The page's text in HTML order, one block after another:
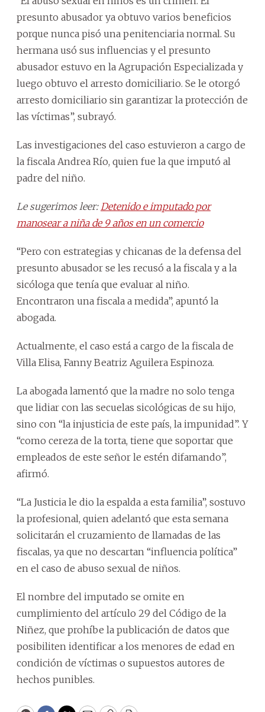
presunto abusador ya obtuvo varios beneficios
porque nunca pisó una penitenciaria normal. Su
hermana usó sus influencias y el presunto
abusador estuvo en la Agrupación Especializada y
luego obtuvo el arresto domiciliario. Se le otorgó
arresto domiciliario sin garantizar la protección de
las víctimas”, subrayó.
Las investigaciones del caso estuvieron a cargo de
la fiscala Andrea Río, quien fue la que imputó al
padre del niño.
Le sugerimos leer: Detenido e imputado por
manosear a niña de 9 años en un comercio
“Pero con estrategias y chicanas de la defensa del
presunto abusador se les recusó a la fiscala y a la
sicóloga que tenía que evaluar al niño.
Encontraron una fiscala a medida”, apuntó la
abogada.
Actualmente, el caso está a cargo de la fiscala de
Villa Elisa, Fanny Beatriz Aguilera Espinoza.
La abogada lamentó que la madre no solo tenga
que lidiar con las secuelas sicológicas de su hijo,
sino con “la injusticia de este país, la impunidad”. Y
“como cereza de la torta, tiene que soportar que
empleados de este señor le estén difamando”,
afirmó.
“La Justicia le dio la espalda a esta familia”, sostuvo
la profesional, quien adelantó que esta semana
solicitarán el cruzamiento de llamadas de las
fiscalas, ya que no descartan “influencia política”
en el caso de abuso sexual de niños.
El nombre del imputado se omite en
cumplimiento del artículo 29 del Código de la
Niñez, que prohíbe la publicación de datos que
posibiliten identificar a los menores de edad en
condición de víctimas o supuestos autores de
hechos punibles.